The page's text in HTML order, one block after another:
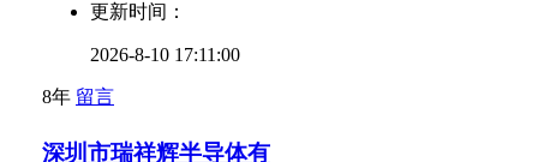
更新时间：
2026-8-10 17:11:00
8年 留言
深圳市瑞祥辉半导体有